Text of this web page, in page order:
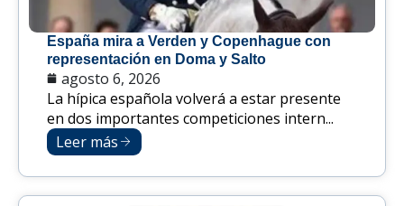
España mira a Verden y Copenhague con
representación en Doma y Salto
agosto 6, 2026
La hípica española volverá a estar presente
en dos importantes competiciones intern...
Leer más